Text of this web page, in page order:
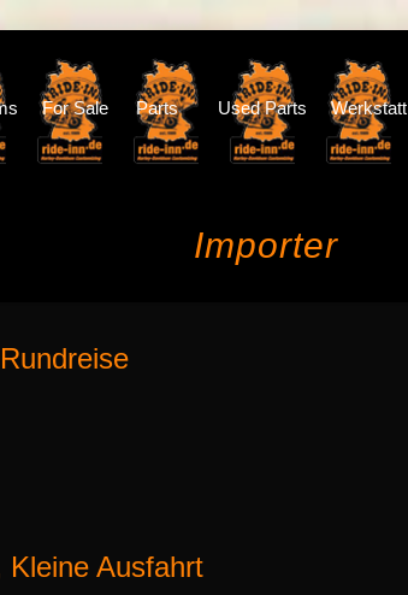
For Sale Parts Used Parts Werkstatt
Importer
Kleine Ausfahrt